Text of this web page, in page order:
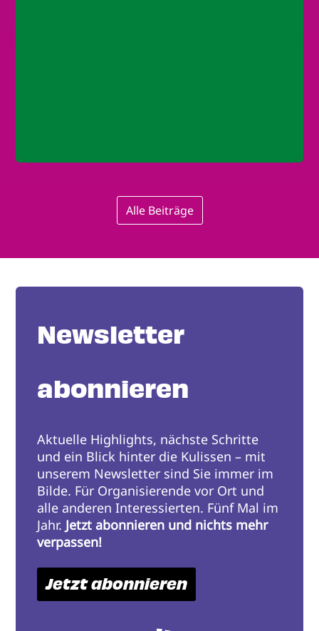
Alle Beiträge
Newsletter
abonnieren
Aktuelle Highlights, nächste Schritte
und ein Blick hinter die Kulissen – mit
unserem Newsletter sind Sie immer im
Bilde. Für Organisierende vor Ort und
alle anderen Interessierten. Fünf Mal im
Jahr. Jetzt abonnieren und nichts mehr
verpassen!
Jetzt abonnieren